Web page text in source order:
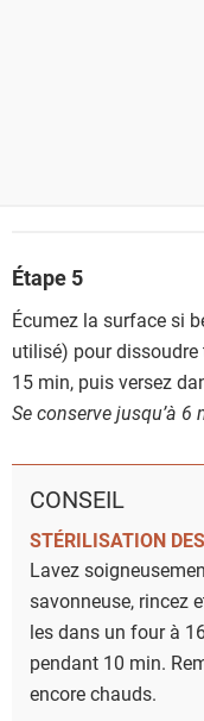
Étape 5
Écumez la surface si
utilisé) pour dissoudre
15 min, puis versez
Se conserve jusqu’à
CONSEIL
STÉRILISATION
Lavez
savonneuse, rincez
les dans un four à
pendant 10 min.
encore chauds.